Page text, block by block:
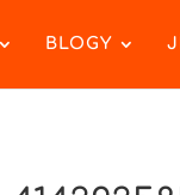
BLOGY